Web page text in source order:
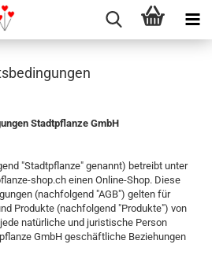
Stadtpflanze GmbH
"Stadtpflanze" genannt) betreibt unter
shop.ch einen Online-Shop. Diese
(nachfolgend "AGB") gelten für
Produkte (nachfolgend "Produkte") von
natürliche und juristische Person
GmbH geschäftliche Beziehungen